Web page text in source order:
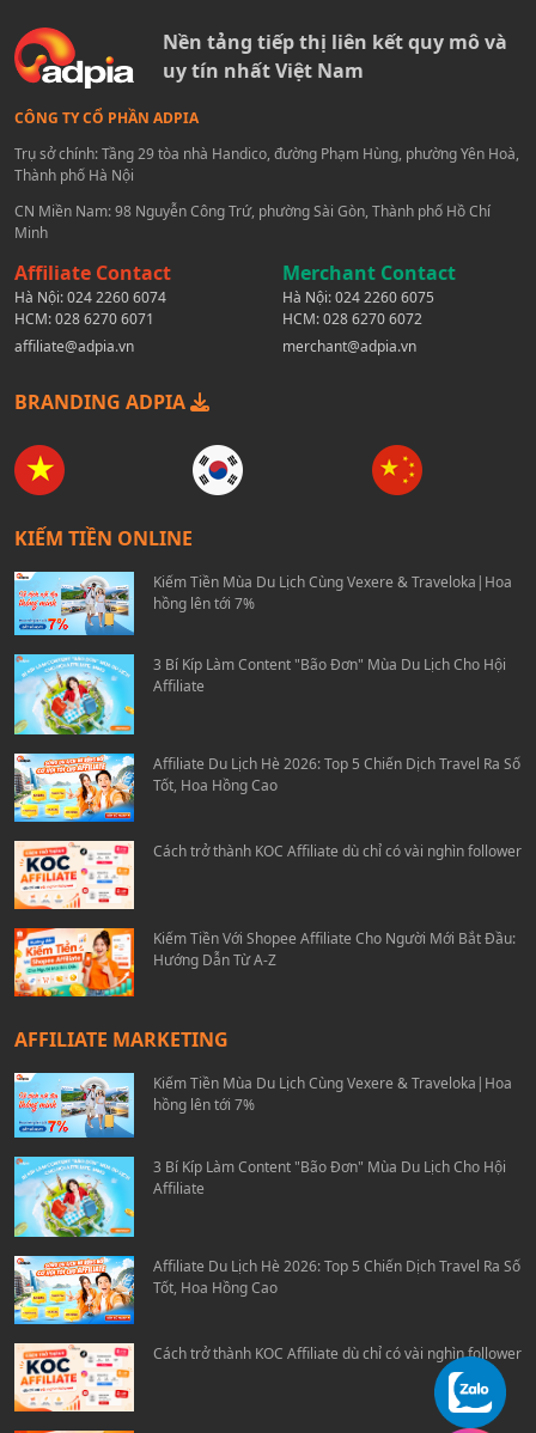
Nền tảng tiếp thị liên kết quy mô và
uy tín nhất Việt Nam
CÔNG TY CỔ PHẦN ADPIA
Trụ sở chính: Tầng 29 tòa nhà Handico, đường Phạm Hùng, phường Yên Hoà,
Thành phố Hà Nội
CN Miền Nam: 98 Nguyễn Công Trứ, phường Sài Gòn, Thành phố Hồ Chí
Minh
Affiliate Contact
Hà Nội:024 2260 6074
HCM:028 6270 6071
affiliate@adpia.vn
Merchant Contact
Hà Nội:024 2260 6075
HCM:028 6270 6072
merchant@adpia.vn
BRANDING ADPIA
KIẾM TIỀN ONLINE
Kiếm Tiền Mùa Du Lịch Cùng Vexere & Traveloka|Hoa
hồng lên tới 7%
3 Bí Kíp Làm Content "Bão Đơn" Mùa Du Lịch Cho Hội
Affiliate
Affiliate Du Lịch Hè 2026: Top 5 Chiến Dịch Travel Ra Số
Tốt, Hoa Hồng Cao
Cách trở thành KOC Affiliate dù chỉ có vài nghìn follower
Kiếm Tiền Với Shopee Affiliate Cho Người Mới Bắt Đầu:
Hướng Dẫn Từ A-Z
AFFILIATE MARKETING
Kiếm Tiền Mùa Du Lịch Cùng Vexere & Traveloka|Hoa
hồng lên tới 7%
3 Bí Kíp Làm Content "Bão Đơn" Mùa Du Lịch Cho Hội
Affiliate
Affiliate Du Lịch Hè 2026: Top 5 Chiến Dịch Travel Ra Số
Tốt, Hoa Hồng Cao
Cách trở thành KOC Affiliate dù chỉ có vài nghìn follower